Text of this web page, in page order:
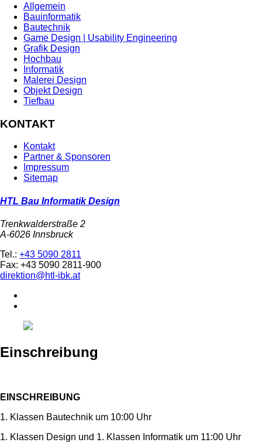
Allgemein
Bauinformatik
Bautechnik
Game Design | Usability Engineering
Grafik Design
Hochbau
Informatik
Malerei Design
Objekt Design
Tiefbau
KONTAKT
Kontakt
Partner & Sponsoren
Impressum
Sitemap
HTL Bau Informatik Design
Trenkwalderstraße 2
A-6026 Innsbruck
Tel.: +43 5090 2811
Fax: +43 5090 2811-900
direktion@htl-ibk.at
Einschreibung
EINSCHREIBUNG
1. Klassen Bautechnik um 10:00 Uhr
1. Klassen Design und 1. Klassen Informatik um 11:00 Uhr